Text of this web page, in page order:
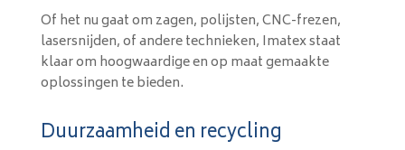
Of het nu gaat om zagen, polijsten, CNC-frezen,
lasersnijden, of andere technieken, Imatex staat
klaar om hoogwaardige en op maat gemaakte
oplossingen te bieden.
Duurzaamheid en recycling